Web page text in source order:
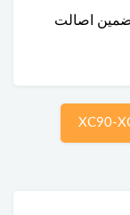
اصالت